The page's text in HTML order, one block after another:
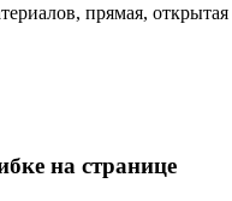
прямая, открытая
на странице